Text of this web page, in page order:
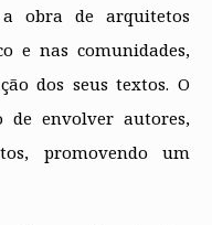
obra de arquitetos
e ​n​as comunidades,
dos seus textos. O
envolver autores,
promovendo um